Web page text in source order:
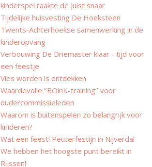
kinderspel raakte de juist snaar
Tijdelijke huisvesting De Hoeksteen
Twents-Achterhoekse samenwerking in de
kinderopvang
Verbouwing De Driemaster klaar - tijd voor
een feestje
Vies worden is ontdekken
Waardevolle ‘’BOinK-training’’ voor
oudercommissieleden
Waarom is buitenspelen zo belangrijk voor
kinderen?
Wat een feest! Peuterfestijn in Nijverdal
We hebben het hoogste punt bereikt in
Rijssen!